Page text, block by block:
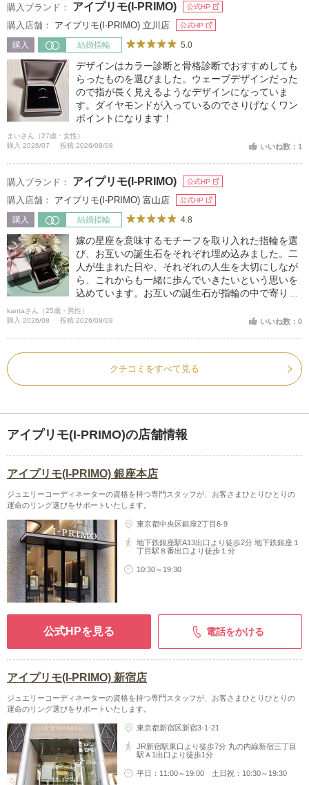
購入ブランド： アイプリモ(I-PRIMO) 公式HP
購入店舗： アイプリモ(I-PRIMO) 立川店 公式HP
購入 結婚指輪 5.0
デザインはカラー診断と骨格診断でおすすめしても
らったものを選びました。ウェーブデザインだった
ので指が長く見えるようなデザインになっていま
す。ダイヤモンドが入っているのでさりげなくワン
ポイントになります！
まいさん（27歳・女性）
購入 2026/07
投稿 2026/08/08 いいね数：1
購入ブランド： アイプリモ(I-PRIMO) 公式HP
購入店舗： アイプリモ(I-PRIMO) 富山店 公式HP
購入 結婚指輪 4.8
嫁の星座を意味するモチーフを取り入れた指輪を選
び、お互いの誕生石をそれぞれ埋め込みました。二
人が生まれた日や、それぞれの人生を大切にしなが
ら、これからも一緒に歩んでいきたいという思いを
込めています。お互いの誕生石が指輪の中で寄り添
うことで、二人の絆やこれから築いていく家庭を表
現しました。普段から身につけるものだからこそ、
kantaさん（25歳・男性）
購入 2026/08
投稿 2026/08/08 いいね数：0
クチコミをすべて見る
アイプリモ(I-PRIMO)の店舗情報
アイプリモ(I-PRIMO) 銀座本店
ジュエリーコーディネーターの資格を持つ専門スタッフが、お客さまひとりひとりの
運命のリング選びをサポートいたします。
東京都中央区銀座2丁目6-9
地下鉄銀座駅A13出口より徒歩2分 地下鉄銀座１
丁目駅８番出口より徒歩１分
10:30～19:30
公式HPを見る 電話をかける
アイプリモ(I-PRIMO) 新宿店
ジュエリーコーディネーターの資格を持つ専門スタッフが、お客さまひとりひとりの
運命のリング選びをサポートいたします。
東京都新宿区新宿3-1-21
JR新宿駅東口より徒歩7分 丸の内線新宿三丁目
駅Ａ1出口より徒歩1分
平日：11:00～19:00 土日祝：10:30～19:30